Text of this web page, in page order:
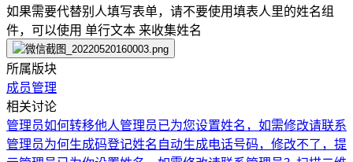
如果需要代替别人填写表单，请不要使用填表人里的姓名组
件，可以使用 单行文本 来收集姓名
所属版块
成员管理
相关讨论
管理员如何转移他人管理员已为您设置姓名，如需修改请联系
管理员为何生成码登记姓名自动生成电话号码，修改不了，提